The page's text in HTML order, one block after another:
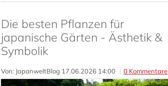
Die besten Pflanzen für
japanische Gärten - Ästhetik &
Symbolik
Von: JapanweltBlog 17.06.2026 14:00 0 Kommentare